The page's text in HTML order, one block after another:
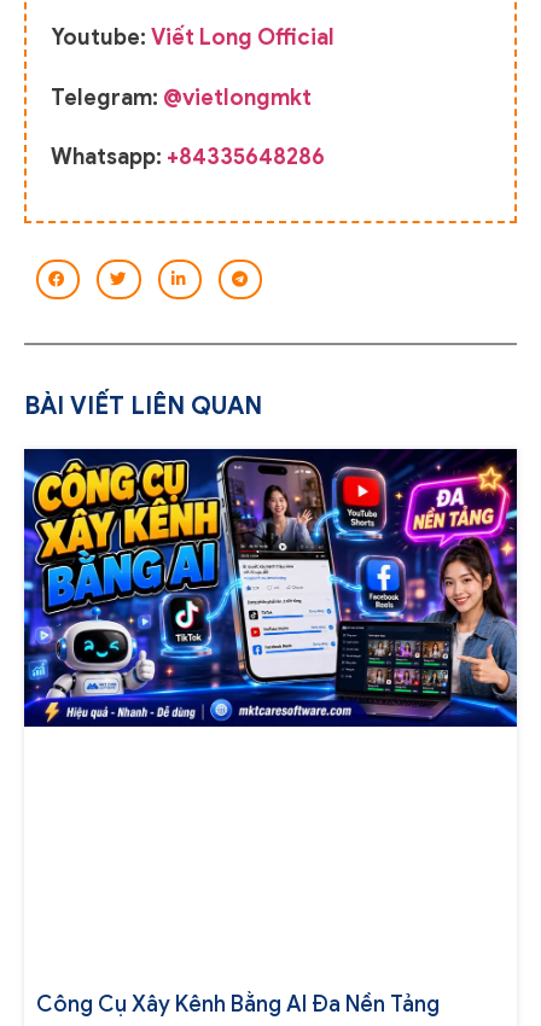
Youtube: Viết Long Official
Telegram: @vietlongmkt
Whatsapp: +84335648286
BÀI VIẾT LIÊN QUAN
Công Cụ Xây Kênh Bằng AI Đa Nền Tảng